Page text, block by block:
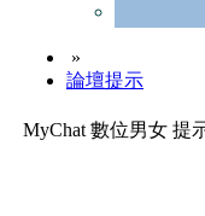
»
論壇提示
MyChat 數位男女 提